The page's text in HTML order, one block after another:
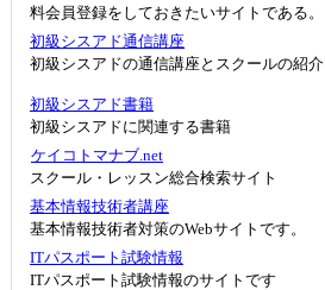
料会員登録をしておきたいサイトである。
初級シスアド通信講座
初級シスアドの通信講座とスクールの紹介
初級シスアド書籍
初級シスアドに関連する書籍
ケイコトマナブ.net
スクール・レッスン総合検索サイト
基本情報技術者講座
基本情報技術者対策のWebサイトです。
ITパスポート試験情報
ITパスポート試験情報のサイトです